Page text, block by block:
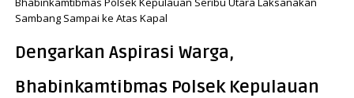
Sambang Sampai ke Atas Kapal
Dengarkan Aspirasi Warga,
Bhabinkamtibmas Polsek Kepulauan